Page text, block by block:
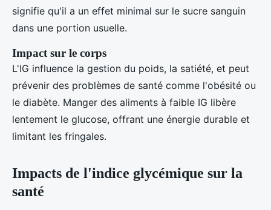
signifie qu'il a un effet minimal sur le sucre sanguin
dans une portion usuelle.
Impact sur le corps
L'IG influence la gestion du poids, la satiété, et peut
prévenir des problèmes de santé comme l'obésité ou
le diabète. Manger des aliments à faible IG libère
lentement le glucose, offrant une énergie durable et
limitant les fringales.
Impacts de l'indice glycémique sur la
santé